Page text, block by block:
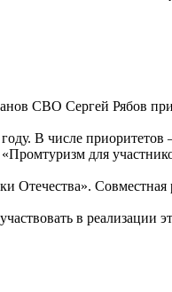
СВО Сергей Рябов
В числе
для
Отечества».
в реализации